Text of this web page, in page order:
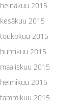
heinäkuu 2015
kesäkuu 2015
toukokuu 2015
huhtikuu 2015
maaliskuu 2015
helmikuu 2015
tammikuu 2015